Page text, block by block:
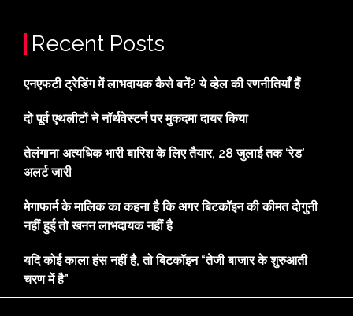
Recent Posts
एनएफटी ट्रेडिंग में लाभदायक कैसे बनें? ये व्हेल की रणनीतियाँ हैं
दो पूर्व एथलीटों ने नॉर्थवेस्टर्न पर मुकदमा दायर किया
तेलंगाना अत्यधिक भारी बारिश के लिए तैयार, 28 जुलाई तक ‘रेड’
अलर्ट जारी
मेगाफार्म के मालिक का कहना है कि अगर बिटकॉइन की कीमत दोगुनी
नहीं हुई तो खनन लाभदायक नहीं है
यदि कोई काला हंस नहीं है, तो बिटकॉइन “तेजी बाजार के शुरुआती
चरण में है”